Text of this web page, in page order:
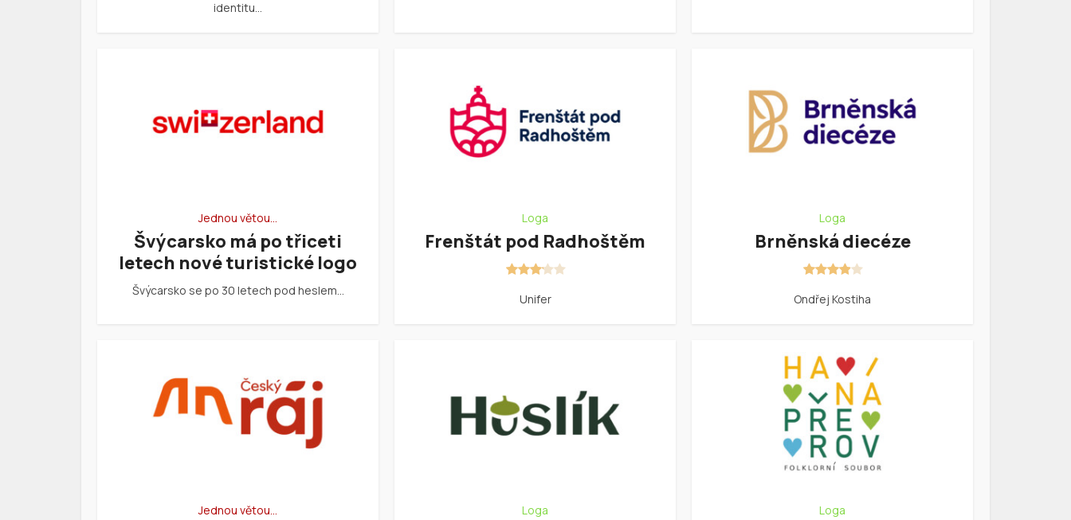
identitu…
Jednou větou…
Švýcarsko má po třiceti
letech nové turistické logo
Švýcarsko se po 30 letech pod heslem…
Loga
Frenštát pod Radhoštěm
Unifer
Loga
Brněnská diecéze
Ondřej Kostiha
Jednou větou… Loga Loga